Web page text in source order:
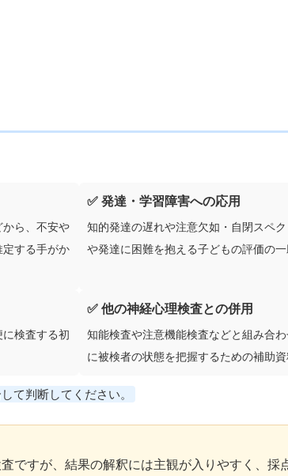
ら、不安や
する手がか
✅ 発達・学習障害への応用
知的発達の遅れや注意欠如・自閉スペ
や発達に困難を抱える子どもの評価の一
検査する初
✅ 他の神経心理検査との併用
知能検査や注意機能検査などと組み合
に被検者の状態を把握するための補助資
て判断してください。
ですが、結果の解釈には主観が入りやすく、採